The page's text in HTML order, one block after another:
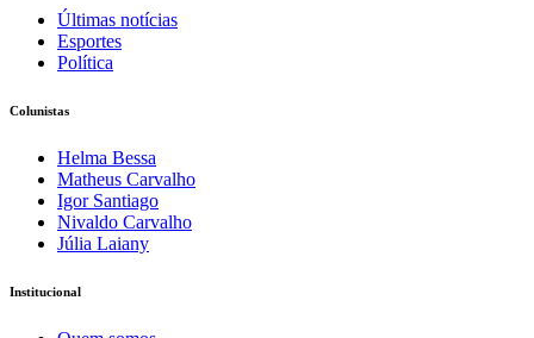
Últimas notícias
Esportes
Política
Colunistas
Helma Bessa
Matheus Carvalho
Igor Santiago
Nivaldo Carvalho
Júlia Laiany
Institucional